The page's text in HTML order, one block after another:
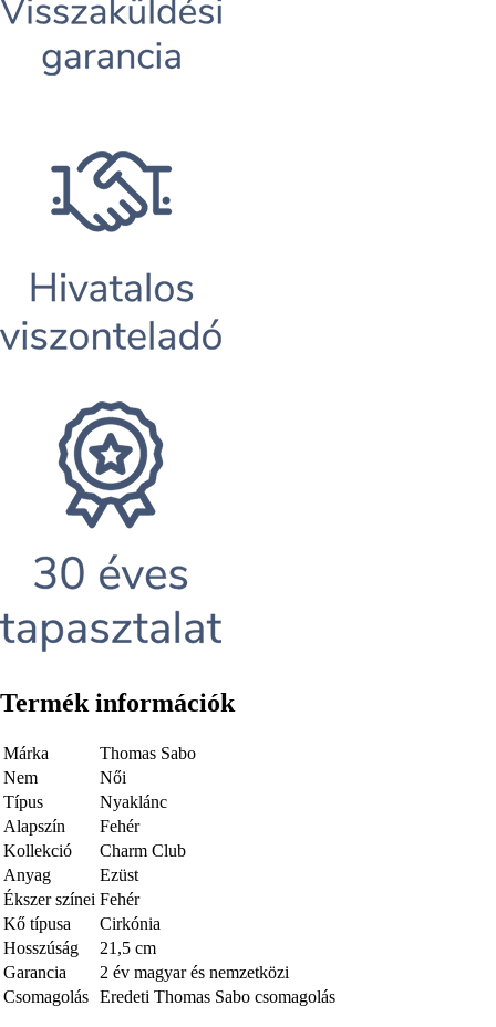
Termék információk
Márka
Thomas Sabo
Nem
Női
Típus
Nyaklánc
Alapszín
Fehér
Kollekció
Charm Club
Anyag
Ezüst
Ékszer színei Fehér
Kő típusa
Cirkónia
Hosszúság
21,5 cm
Garancia
2 év magyar és nemzetközi
Csomagolás Eredeti Thomas Sabo csomagolás